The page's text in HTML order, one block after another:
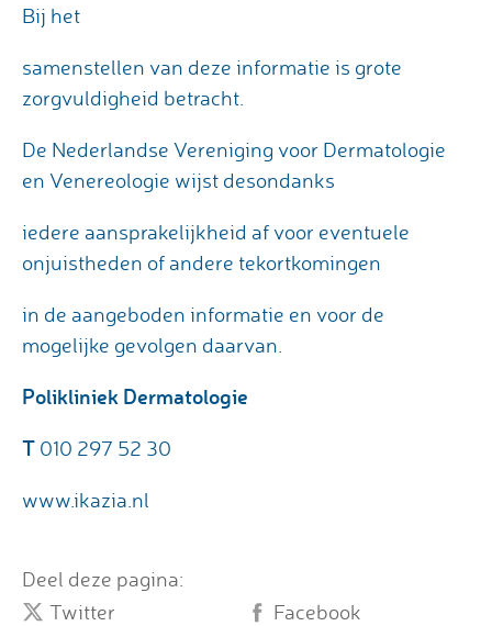
Bij het
samenstellen van deze informatie is grote
zorgvuldigheid betracht.
De Nederlandse Vereniging voor Dermatologie
en Venereologie wijst desondanks
iedere aansprakelijkheid af voor eventuele
onjuistheden of andere tekortkomingen
in de aangeboden informatie en voor de
mogelijke gevolgen daarvan.
Polikliniek Dermatologie
T 010 297 52 30
www.ikazia.nl
Deel deze pagina:
Twitter
Facebook